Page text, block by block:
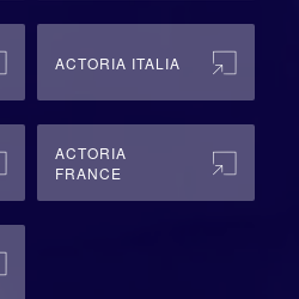
ACTORIA ITALIA
ACTORIA
FRANCE